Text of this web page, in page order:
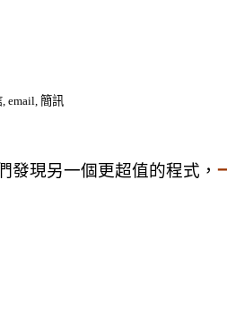
email, 簡訊
現另一個更超值的程式，